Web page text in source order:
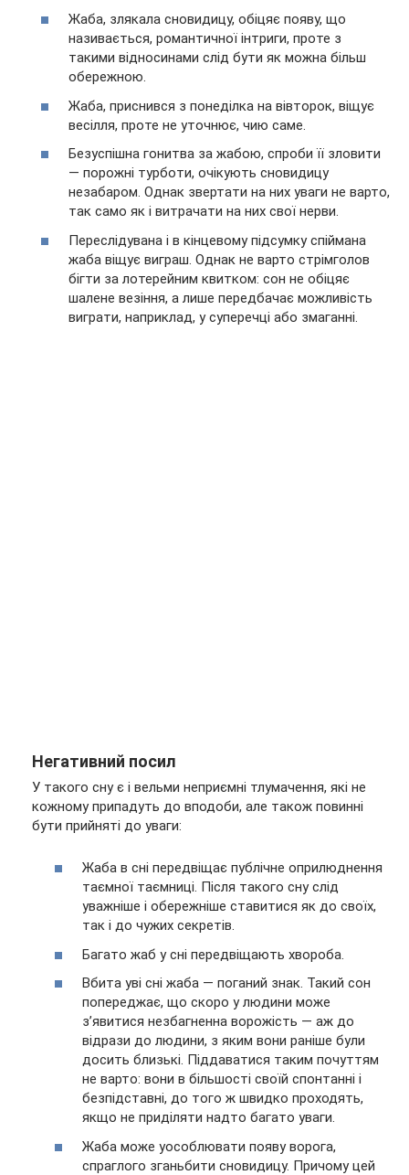
Жаба, злякала сновидицу, обіцяє появу, що
називається, романтичної інтриги, проте з
такими відносинами слід бути як можна більш
обережною.
Жаба, приснився з понеділка на вівторок, віщує
весілля, проте не уточнює, чию саме.
Безуспішна гонитва за жабою, спроби її зловити
— порожні турботи, очікують сновидицу
незабаром. Однак звертати на них уваги не варто,
так само як і витрачати на них свої нерви.
Переслідувана і в кінцевому підсумку спіймана
жаба віщує виграш. Однак не варто стрімголов
бігти за лотерейним квитком: сон не обіцяє
шалене везіння, а лише передбачає можливість
виграти, наприклад, у суперечці або змаганні.
Негативний посил
У такого сну є і вельми неприємні тлумачення, які не
кожному припадуть до вподоби, але також повинні
бути прийняті до уваги:
Жаба в сні передвіщає публічне оприлюднення
таємної таємниці. Після такого сну слід
уважніше і обережніше ставитися як до своїх,
так і до чужих секретів.
Багато жаб у сні передвіщають хвороба.
Вбита уві сні жаба — поганий знак. Такий сон
попереджає, що скоро у людини може
з’явитися незбагненна ворожість — аж до
відрази до людини, з яким вони раніше були
досить близькі. Піддаватися таким почуттям
не варто: вони в більшості своїй спонтанні і
безпідставні, до того ж швидко проходять,
якщо не приділяти надто багато уваги.
Жаба може уособлювати появу ворога,
спраглого зганьбити сновидицу. Причому цей